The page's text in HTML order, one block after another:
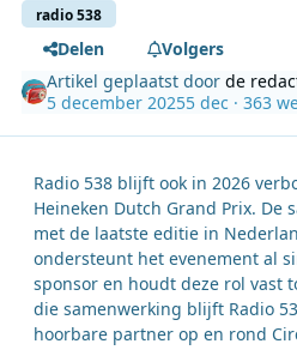
radio 538
Delen
Volgers
Artikel geplaatst doorde
5 december 20255 dec · 363
Radio 538 blijft ook in 2026
Heineken Dutch Grand Prix. De
met de laatste editie in
ondersteunt het evenement al
sponsor en houdt deze rol vast
die samenwerking blijft Radio
hoorbare partner op en rond